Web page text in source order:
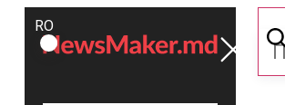
ROMÂNĂ
RU
Поддержать
NM